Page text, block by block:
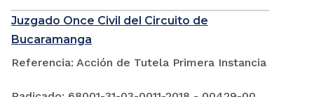
Juzgado Once Civil del Circuito de
Bucaramanga
Referencia: Acción de Tutela Primera Instancia